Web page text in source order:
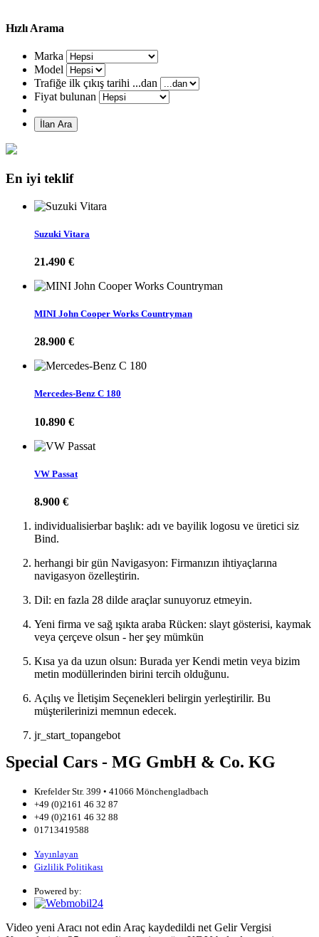
Hızlı Arama
Marka
Model
Trafiğe ilk çıkış tarihi ...dan
Fiyat bulunan
İlan Ara
En iyi teklif
Suzuki Vitara
21.490 €
MINI John Cooper Works Countryman
28.900 €
Mercedes-Benz C 180
10.890 €
VW Passat
8.900 €
individualisierbar başlık: adı ve bayilik logosu ve üretici siz
Bind.
herhangi bir gün Navigasyon: Firmanızın ihtiyaçlarına
navigasyon özelleştirin.
Dil: en fazla 28 dilde araçlar sunuyoruz etmeyin.
Yeni firma ve sağ ışıkta araba Rücken: slayt gösterisi, kaymak
veya çerçeve olsun - her şey mümkün
Kısa ya da uzun olsun: Burada yer Kendi metin veya bizim
metin modüllerinden birini tercih olduğunu.
Açılış ve İletişim Seçenekleri belirgin yerleştirilir. Bu
müşterilerinizi memnun edecek.
jr_start_topangebot
Special Cars - MG GmbH & Co. KG
Krefelder Str. 399 • 41066 Mönchengladbach
+49 (0)2161 46 32 87
+49 (0)2161 46 32 88
01713419588
Yayınlayan
Gizlilik Politikası
Powered by:
Video yeni Aracı not edin Araç kaydedildi net Gelir Vergisi